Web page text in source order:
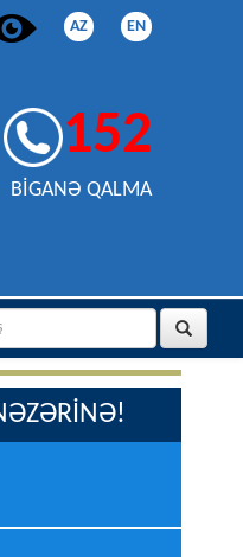
152
BİGANƏ QALMA
AZ EN